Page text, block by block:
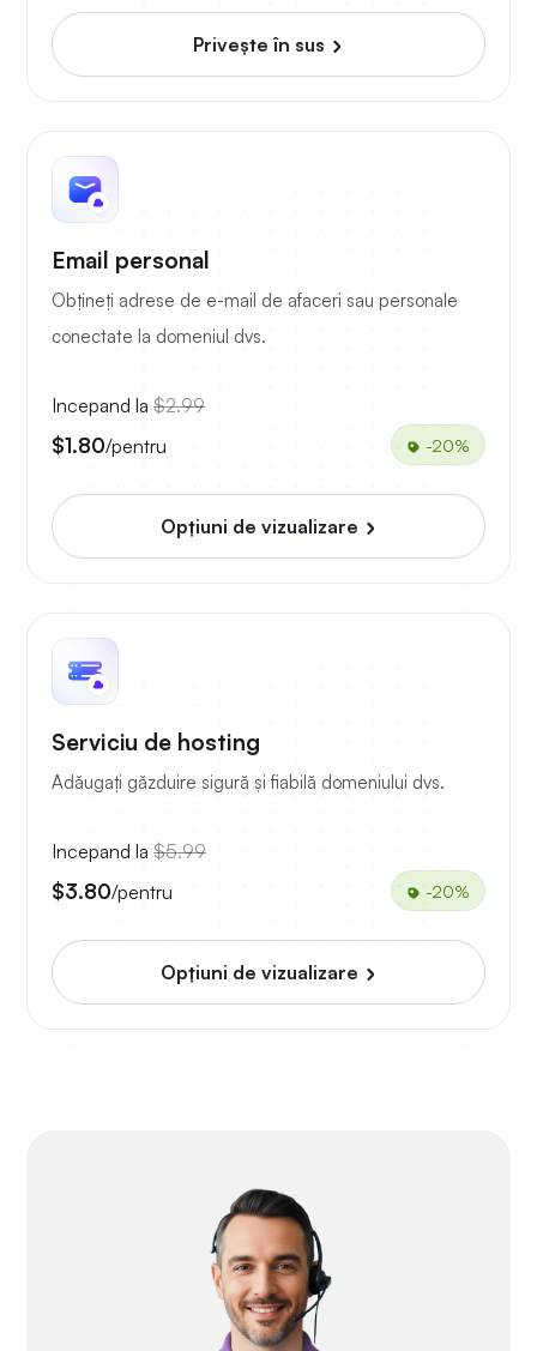
Priveşte în sus
Email personal
Obțineți adrese de e-mail de afaceri sau personale
conectate la domeniul dvs.
Incepand la $2.99
$1.80/pentru -20%
Opțiuni de vizualizare
Serviciu de hosting
Adăugați găzduire sigură și fiabilă domeniului dvs.
Incepand la $5.99
$3.80/pentru -20%
Opțiuni de vizualizare